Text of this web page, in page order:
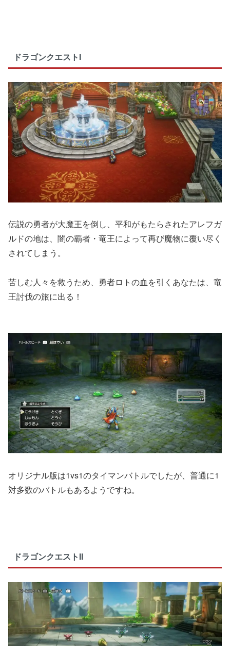
ドラゴンクエストI
伝説の勇者が大魔王を倒し、平和がもたらされたアレフガ
ルドの地は、闇の覇者・竜王によって再び魔物に覆い尽く
されてしまう。
苦しむ人々を救うため、勇者ロトの血を引くあなたは、竜
王討伐の旅に出る！
オリジナル版は1vs1のタイマンバトルでしたが、普通に1
対多数のバトルもあるようですね。
ドラゴンクエストII